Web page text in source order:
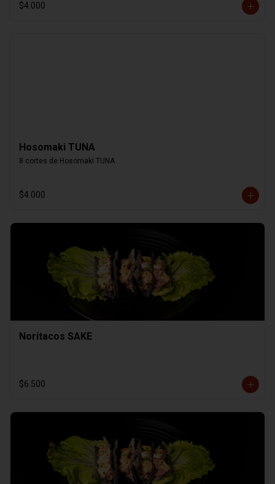
$4.000
Hosomaki TUNA
8 cortes de Hosomaki TUNA
$4.000
Noritacos SAKE
$6.500